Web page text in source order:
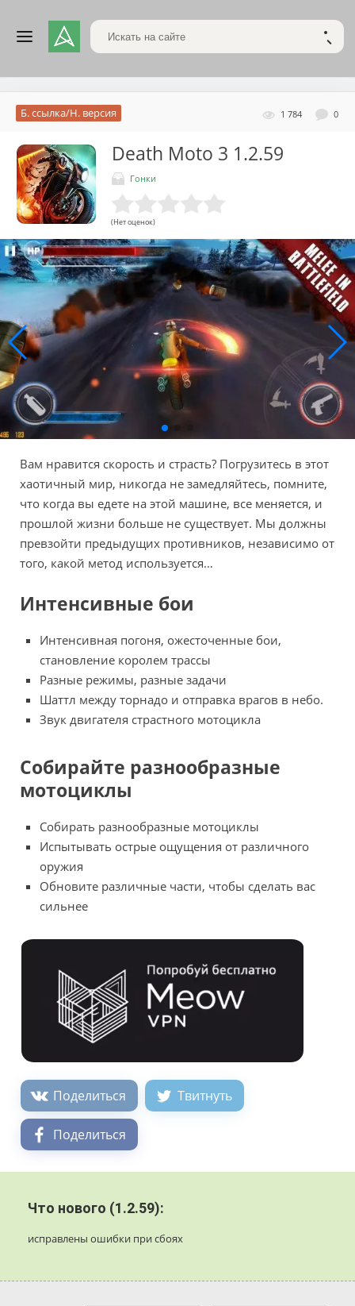
Поиск по сайту
1 784 0
Б. ссылка/Н. версия
Death Moto 3 1.2.59
Гонки
(Нет оценок)
Вам нравится скорость и страсть? Погрузитесь в этот
хаотичный мир, никогда не замедляйтесь, помните,
что когда вы едете на этой машине, все меняется, и
прошлой жизни больше не существует. Мы должны
превзойти предыдущих противников, независимо от
того, какой метод используется…
Интенсивные бои
Интенсивная погоня, ожесточенные бои,
становление королем трассы
Разные режимы, разные задачи
Шаттл между торнадо и отправка врагов в небо.
Звук двигателя страстного мотоцикла
Собирайте разнообразные
мотоциклы
Собирать разнообразные мотоциклы
Испытывать острые ощущения от различного
оружия
Обновите различные части, чтобы сделать вас
сильнее
Поделиться Твитнуть
Поделиться
Что нового (1.2.59):
исправлены ошибки при сбоях